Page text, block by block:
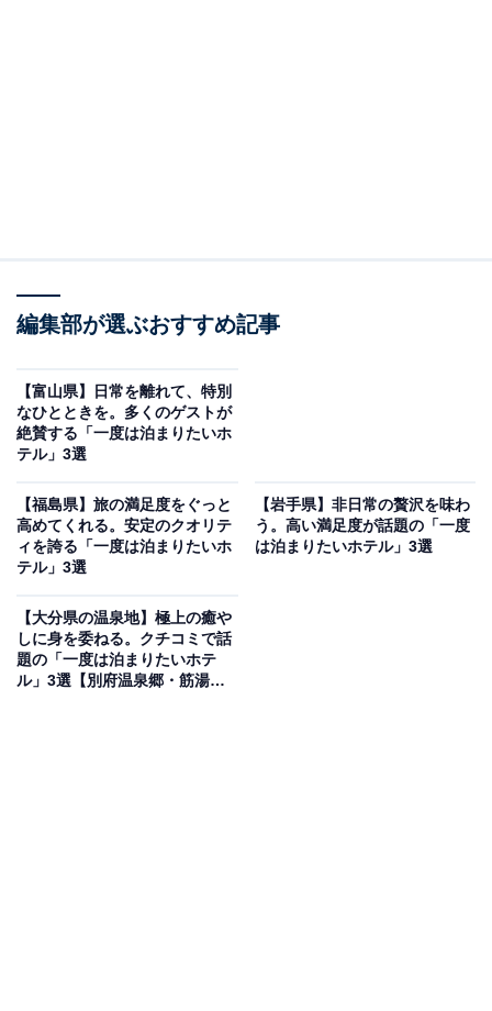
有馬温泉 竹取亭円山（画像：「有馬温泉 竹取亭円山」公式Webサイトよ
り）
有馬温泉 竹取亭円山は「竹取物語」をコンセプトにした
「金泉」と「銀泉」を8ヵ所の貸切風呂で贅沢に独占で
きること。お食事は、旬の食材を厳選した「会席料理」
編集部が選ぶおすすめ記事
【富山県】日常を離れて、特別
なひとときを。多くのゲストが
絶賛する「一度は泊まりたいホ
テル」3選
【福島県】旅の満足度をぐっと
高めてくれる。安定のクオリテ
ィを誇る「一度は泊まりたいホ
テル」3選
【岩手県】非日常の贅沢を味わ
う。高い満足度が話題の「一度
は泊まりたいホテル」3選
【大分県の温泉地】極上の癒や
しに身を委ねる。クチコミで話
題の「一度は泊まりたいホテ
ル」3選【別府温泉郷・筋湯温